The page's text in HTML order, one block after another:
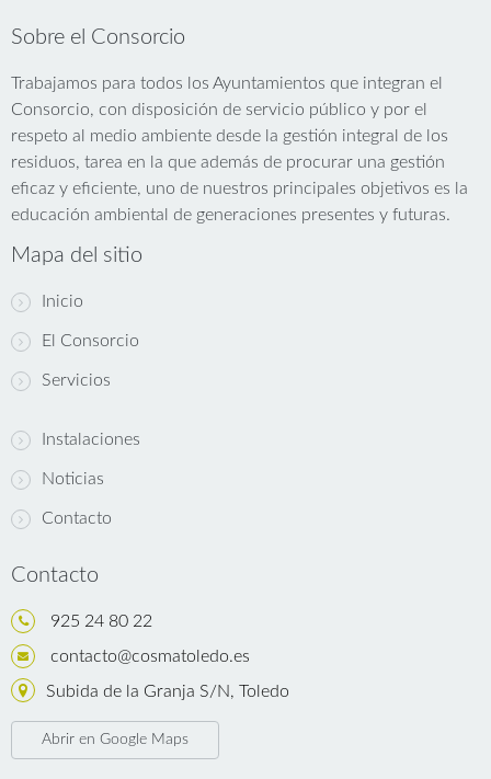
Sobre el Consorcio
Trabajamos para todos los Ayuntamientos que integran el
Consorcio, con disposición de servicio público y por el
respeto al medio ambiente desde la gestión integral de los
residuos, tarea en la que además de procurar una gestión
eficaz y eficiente, uno de nuestros principales objetivos es la
educación ambiental de generaciones presentes y futuras.
Mapa del sitio
Inicio
El Consorcio
Servicios
Instalaciones
Noticias
Contacto
Contacto
925 24 80 22
contacto@cosmatoledo.es
Subida de la Granja S/N, Toledo
Abrir en Google Maps